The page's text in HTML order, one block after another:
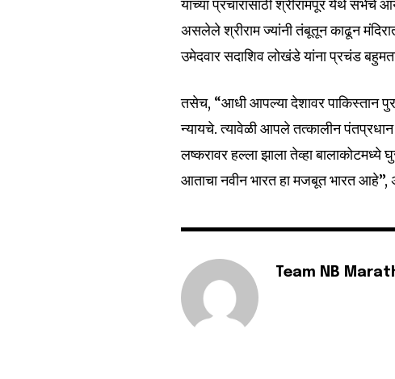
यांच्या प्रचारासाठी श्रीरामपूर येथे सभेचे
असलेले श्रीराम ज्यांनी तंबूतून काढून
उमेदवार सदाशिव लोखंडे यांना प्रचंड
तसेच, “आधी आपल्या देशावर पाकिस्तान
न्यायचे. त्यावेळी आपले तत्कालीन पंतप्रधान
लष्करावर हल्ला झाला तेव्हा
आताचा नवीन भारत हा मजबूत भारत आहे”,
Team NB